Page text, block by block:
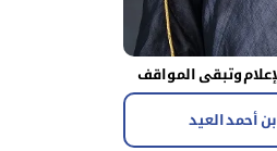
وتبقى المواقف
أحمد العيد